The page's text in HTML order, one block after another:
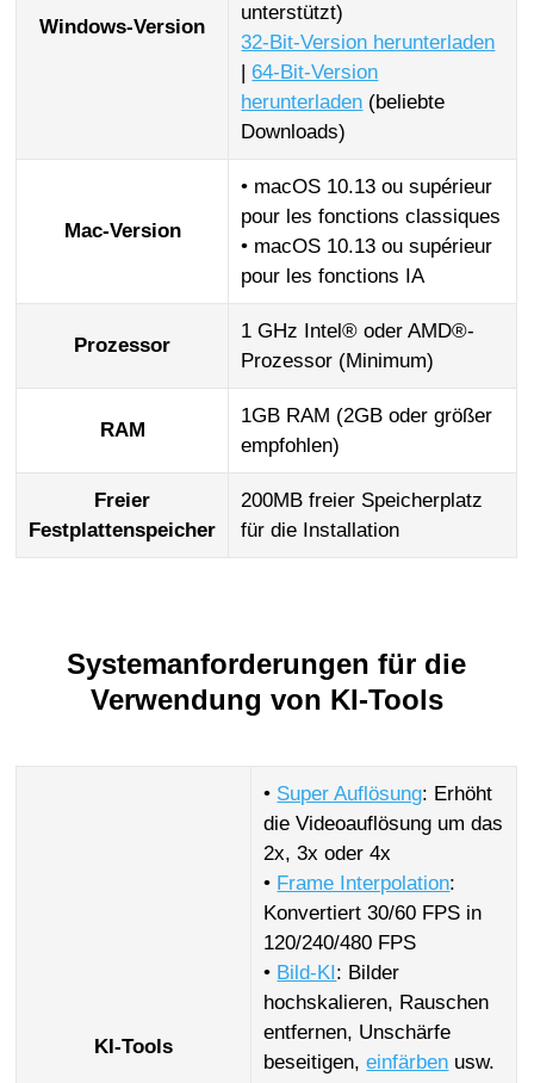
Windows-Version
unterstützt)
32-Bit-Version herunterladen
|64-Bit-Version
herunterladen (beliebte
Downloads)
Mac-Version
• macOS 10.13 ou supérieur
pour les fonctions classiques
• macOS 10.13 ou supérieur
pour les fonctions IA
Prozessor
1 GHz Intel® oder AMD®-
Prozessor (Minimum)
RAM
1GB RAM (2GB oder größer
empfohlen)
Freier
Festplattenspeicher
200MB freier Speicherplatz
für die Installation
Systemanforderungen für die
Verwendung von KI-Tools
KI-Tools
• Super Auflösung: Erhöht
die Videoauflösung um das
2x, 3x oder 4x
• Frame Interpolation:
Konvertiert 30/60 FPS in
120/240/480 FPS
• Bild-KI: Bilder
hochskalieren, Rauschen
entfernen, Unschärfe
beseitigen,einfärben usw.